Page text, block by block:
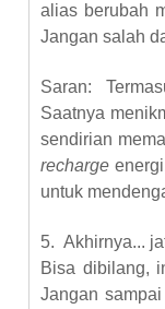
alias berubah
Jangan salah
Saran:
Saatnya
sendirian
recharge
untuk
5. Akhirnya...
Bisa dibilang,
Jangan